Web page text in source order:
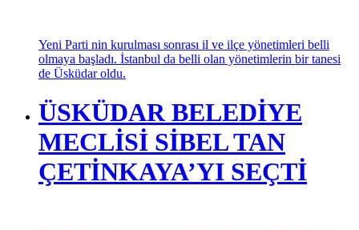
Yeni Parti nin kurulması sonrası il ve ilçe yönetimleri belli
olmaya başladı. İstanbul da belli olan yönetimlerin bir tanesi
de Üsküdar oldu.
ÜSKÜDAR BELEDİYE
MECLİSİ SİBEL TAN
ÇETİNKAYA’YI SEÇTİ